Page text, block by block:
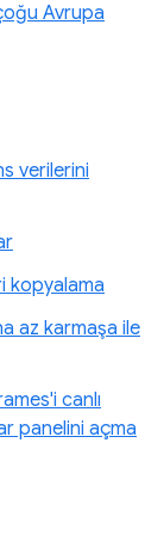
Avrupa
verilerini
kopyalama
az karmaşa ile
canlı
panelini açma